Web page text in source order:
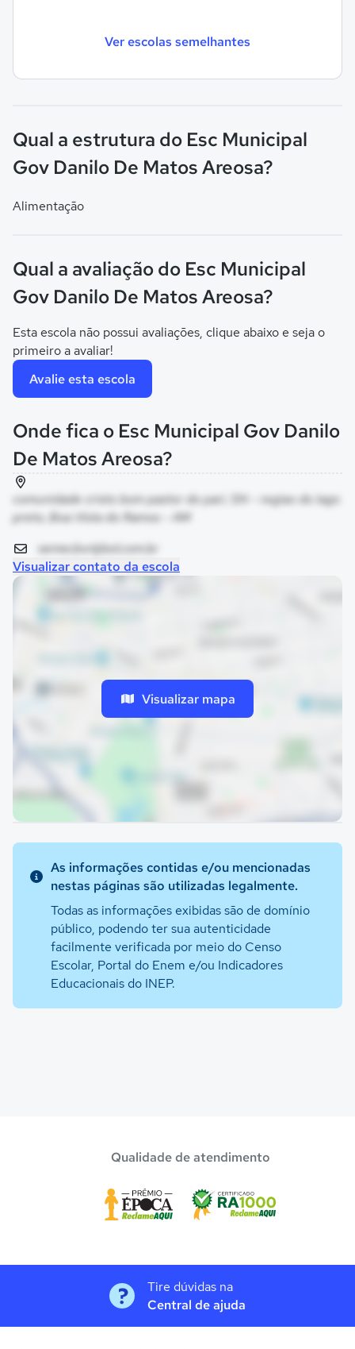
Ver escolas semelhantes
Qual a estrutura do Esc Municipal
Gov Danilo De Matos Areosa?
Alimentação
Qual a avaliação do Esc Municipal
Gov Danilo De Matos Areosa?
Esta escola não possui avaliações, clique abaixo e seja o
primeiro a avaliar!
Avalie esta escola
Onde fica o Esc Municipal Gov Danilo
De Matos Areosa?
comunidade cristo bom pastor do pari, SN - regiao do lago
preto, Boa Vista do Ramos - AM
semecbvr@bol.com.br
Visualizar contato da escola
Visualizar mapa
As informações contidas e/ou mencionadas
nestas páginas são utilizadas legalmente.
Todas as informações exibidas são de domínio
público, podendo ter sua autenticidade
facilmente verificada por meio do Censo
Escolar, Portal do Enem e/ou Indicadores
Educacionais do INEP.
Qualidade de atendimento
Tire dúvidas na
Central de ajuda